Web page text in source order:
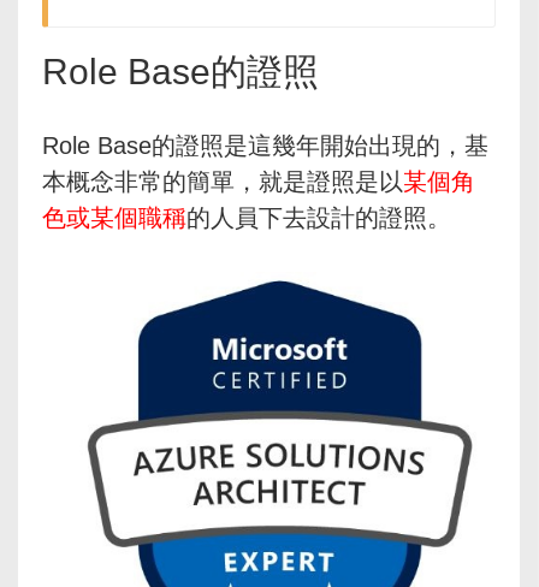
Role Base的證照
Role Base的證照是這幾年開始出現的，基
本概念非常的簡單，就是證照是以某個角
色或某個職稱的人員下去設計的證照。